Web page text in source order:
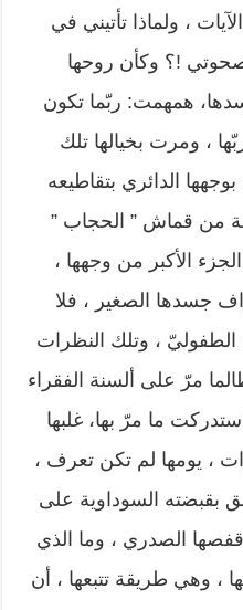
، ولماذا تأتيني في
!؟ وكأن روحها
همهمت: ربّما تكون
، ومرت بخيالها تلك
الدائري بتقاطيعه
من قماش ” الحجاب ”
الأكبر من وجهها ،
جسدها الصغير ، فلا
الطفوليّ ، وتلك النظرات
مرّ على ألسنة الفقراء
ما مرّ بها، غلبها
، يومها لم تكن تعرف ،
بقبضته السوداوية على
الصدري ، وما الذي
، وهي طريقة تتبعها ، أن